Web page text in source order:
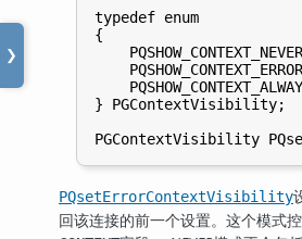
❯
typedef enum
{
} PGContextVisibility;
PQsetErrorContextVisibility
回该连接的前一个设置。这个模式